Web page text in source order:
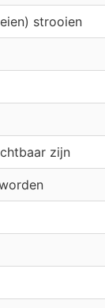
strooien
zijn